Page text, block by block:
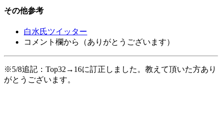
その他参考
白水氏ツイッター
コメント欄から（ありがとうございます）
※5/8追記：Top32→16に訂正しました。教えて頂いた方あり
がとうございます。